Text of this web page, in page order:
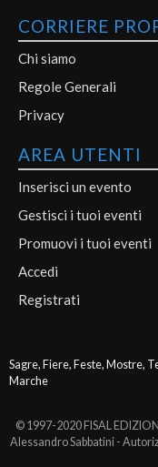
CORRIERE
Chi siamo
Regole Generali
Privacy
AREA UTENTI
Inserisci un evento
Gestisci i tuoi eventi
Promuovi i tuoi eventi
Accedi
Registrati
Sagre, Fiere, Feste, Mostre,
Marche
© 1997-2020 FISAL
Alessandro Sabbatini -